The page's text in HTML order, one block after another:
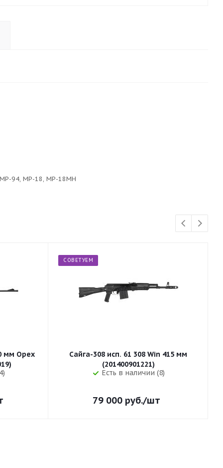
94, МР-18, МР-18МН
мм Орех
(32019)
СОВЕТУЕМ
Сайга-308 исп. 61 308 Win 415 мм
(201400901221)
Есть в наличии (8)
79 000 руб./шт